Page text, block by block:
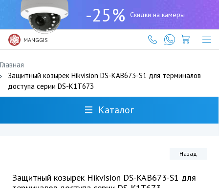
-25% Скидки на камеры
MANGGIS
(727)
317-
61-
61
Главная
Защитный козырек Hikvision DS-KAB673-S1 для терминалов
доступа серии DS-K1T673
Каталог
Назад
Защитный козырек Hikvision DS-KAB673-S1 для